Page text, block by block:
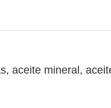
aceite mineral,